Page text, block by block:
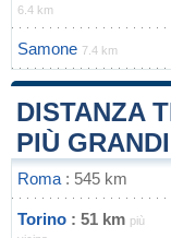
6.4 km
Samone 7.4 km
DISTANZA
PIÙ
Roma : 545 km
Torino : 51 km più